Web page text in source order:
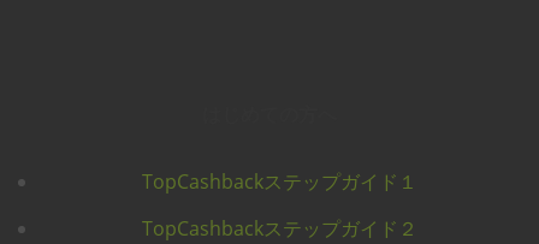
TopCashbackステップガイド１
TopCashbackステップガイド２